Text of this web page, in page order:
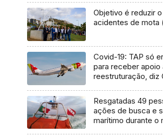
Objetivo é reduzir
acidentes de mota
Covid-19: TAP só
para receber apoio
reestruturação, diz
Resgatadas 49
ações de busca e
marítimo durante o